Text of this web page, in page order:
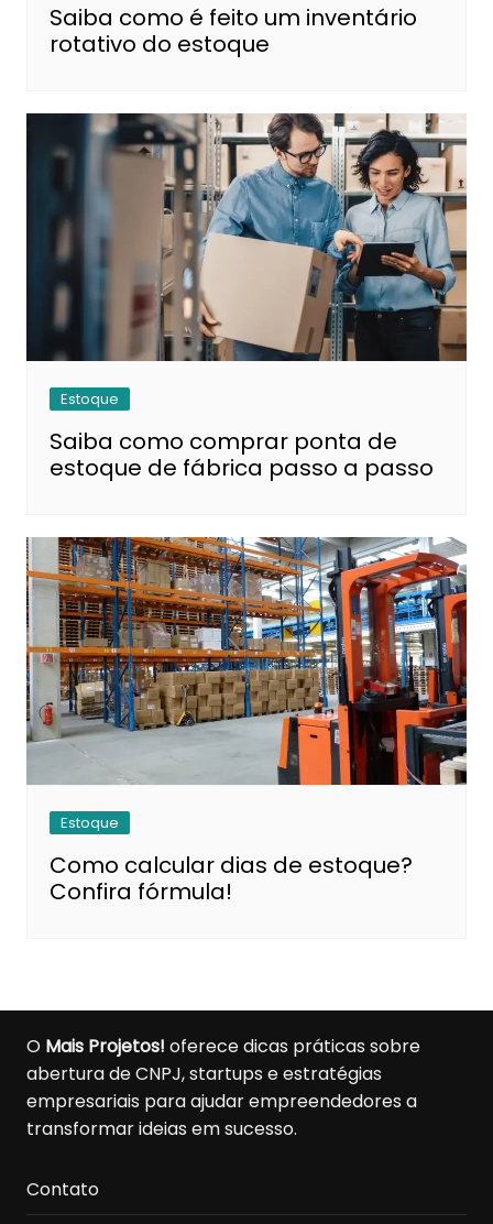
Saiba como é feito um inventário
rotativo do estoque
Estoque
Saiba como comprar ponta de
estoque de fábrica passo a passo
Estoque
Como calcular dias de estoque?
Confira fórmula!
O Mais Projetos! oferece dicas práticas sobre
abertura de CNPJ, startups e estratégias
empresariais para ajudar empreendedores a
transformar ideias em sucesso.
Contato